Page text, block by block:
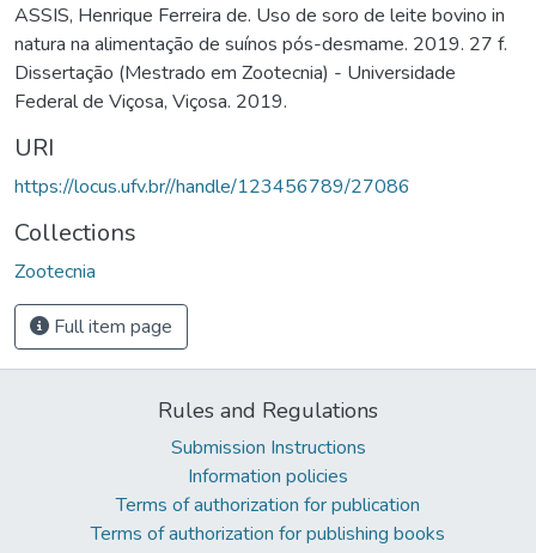
ASSIS, Henrique Ferreira de. Uso de soro de leite bovino in
natura na alimentação de suínos pós-desmame. 2019. 27 f.
Dissertação (Mestrado em Zootecnia) - Universidade
Federal de Viçosa, Viçosa. 2019.
URI
https://locus.ufv.br//handle/123456789/27086
Collections
Zootecnia
Full item page
Rules and Regulations
Submission Instructions
Information policies
Terms of authorization for publication
Terms of authorization for publishing books